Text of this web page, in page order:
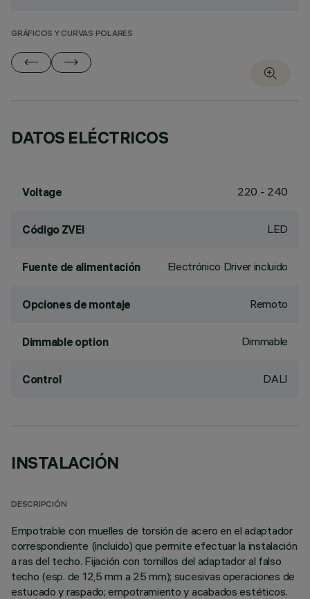
GRÁFICOS Y CURVAS POLARES
DATOS ELÉCTRICOS
Voltage 220 - 240
Código ZVEI LED
Fuente de alimentación Electrónico Driver incluido
Opciones de montaje Remoto
Dimmable option Dimmable
Control DALI
INSTALACIÓN
DESCRIPCIÓN
Empotrable con muelles de torsión de acero en el adaptador
correspondiente (incluido) que permite efectuar la instalación
a ras del techo. Fijación con tornillos del adaptador al falso
techo (esp. de 12,5 mm a 25 mm); sucesivas operaciones de
estucado y raspado; empotramiento y acabados estéticos.